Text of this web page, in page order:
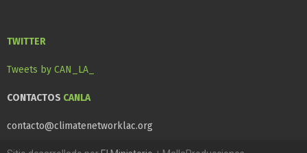
TWITTER
Tweets by CAN_LA_
CONTACTOS CANLA
contacto@climatenetworklac.org